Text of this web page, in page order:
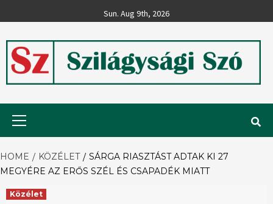
to
Sun. Aug 9th, 2026
Szilágysági
Szó
HOME KÖZÉLET
SÁRGA RIASZTÁST ADTAK KI 27
MEGYÉRE AZ ERŐS SZÉL ÉS CSAPADÉK MIATT
Közélet